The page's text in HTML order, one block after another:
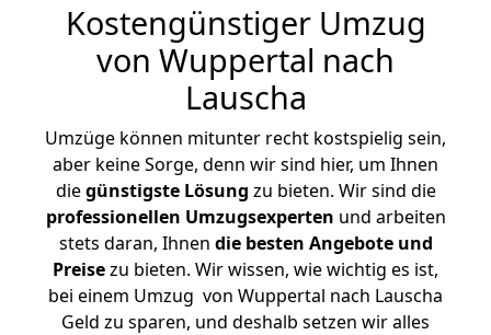
Kostengünstiger Umzug
von Wuppertal nach
Lauscha
Umzüge können mitunter recht kostspielig sein,
aber keine Sorge, denn wir sind hier, um Ihnen
diegünstigste Lösung zu bieten. Wir sind die
professionellen Umzugsexperten und arbeiten
stets daran, Ihnen die besten Angebote und
Preisezu bieten. Wir wissen, wie wichtig es ist,
bei einem Umzug von Wuppertal nach Lauscha
Geld zu sparen, und deshalb setzen wir alles